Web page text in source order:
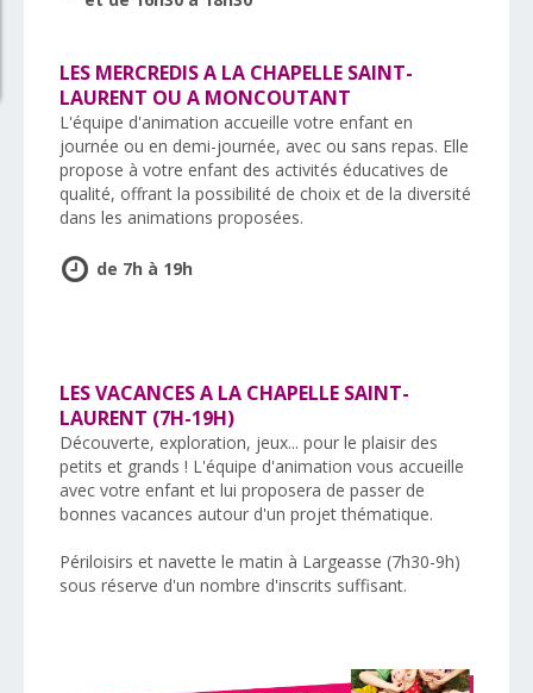
LES MERCREDIS A LA CHAPELLE SAINT-
LAURENT OU A MONCOUTANT
L'équipe d'animation accueille votre enfant en
journée ou en demi-journée, avec ou sans repas. Elle
propose à votre enfant des activités éducatives de
qualité, offrant la possibilité de choix et de la diversité
dans les animations proposées.
de 7h à 19h
LES VACANCES A LA CHAPELLE SAINT-
LAURENT (7H-19H)
Découverte, exploration, jeux... pour le plaisir des
petits et grands ! L'équipe d'animation vous accueille
avec votre enfant et lui proposera de passer de
bonnes vacances autour d'un projet thématique.
Périloisirs et navette le matin à Largeasse (7h30-9h)
sous réserve d'un nombre d'inscrits suffisant.